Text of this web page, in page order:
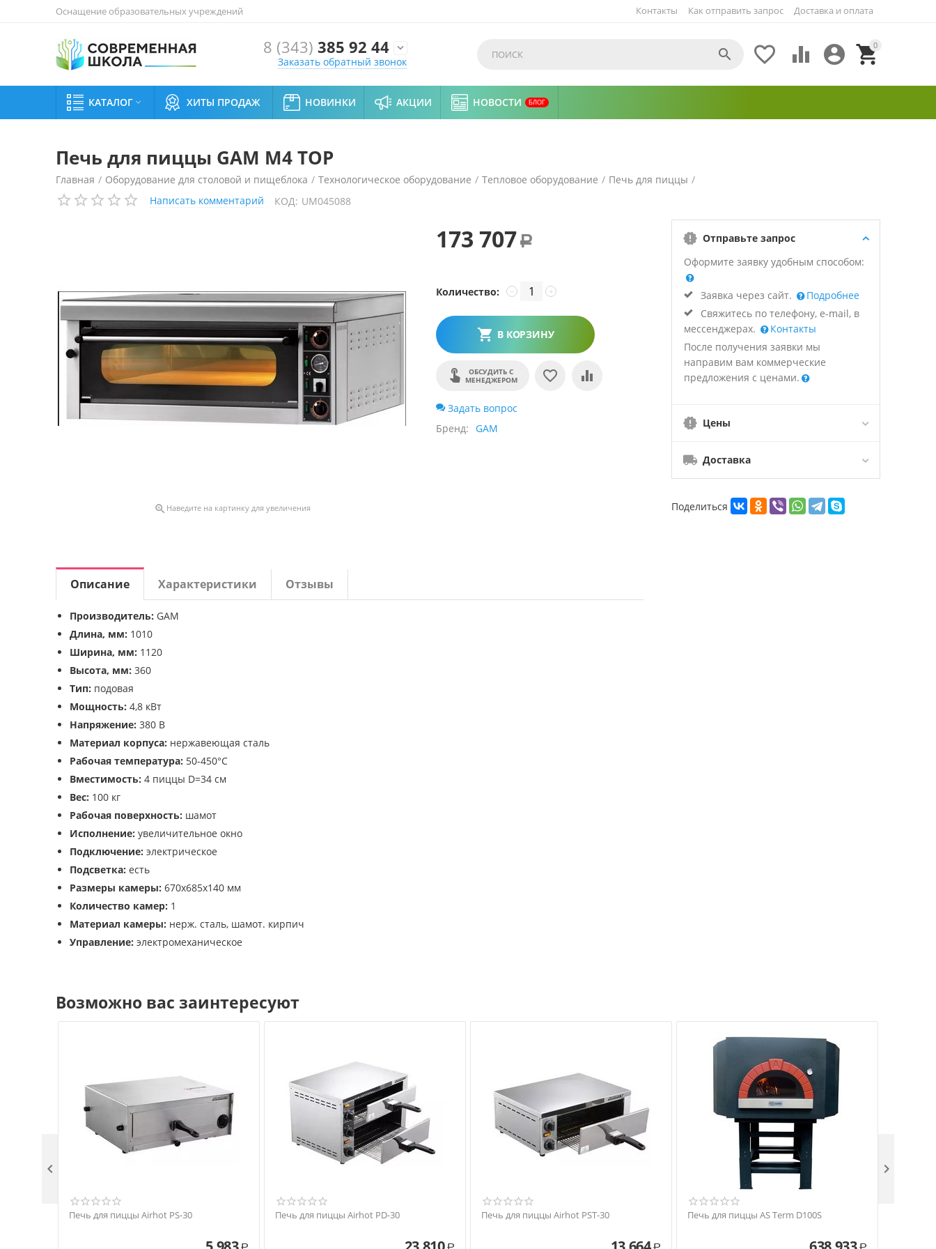
Оснащение образовательных учреждений Как отправить запрос Доставка и оплата
Контакты
8 (343) 385 92 44 
Заказать обратный звонок
0


 

КАТАЛОГ  ХИТЫ ПРОДАЖ НОВИНКИ АКЦИИ НОВОСТИ БЛОГ
Печь для пиццы GAM M4 TOP
Главная / Оборудование для столовой и пищеблока / Технологическое оборудование / Тепловое оборудование / Печь для пиццы /
Печь для пиццы GAM M4 TOPНаписать комментарий КОД: UM045088
 Наведите на картинку для увеличения
173 707 Р
Количество: +
−
В КОРЗИНУ
ОБСУДИТЬ С
МЕНЕДЖЕРОМ
Задать вопрос
Бренд
GAM
Отправьте запрос
Оформите заявку удобным способом:
Заявка через сайт.
Подробнее
Свяжитесь по телефону, e-mail, в
мессенджерах.
Контакты
После получения заявки мы
направим вам коммерческие
предложения с ценами.
Цены
Доставка
Поделиться
Описание Характеристики Отзывы
Производитель: GAM
Длина, мм: 1010
Ширина, мм: 1120
Высота, мм: 360
Тип: подовая
Мощность: 4,8 кВт
Напряжение: 380 В
Материал корпуса: нержавеющая сталь
Рабочая температура: 50-450°C
Вместимость: 4 пиццы D=34 см
Вес: 100 кг
Рабочая поверхность: шамот
Исполнение: увеличительное окно
Подключение: электрическое
Подсветка: есть
Размеры камеры: 670x685х140 мм
Количество камер: 1
Материал камеры: нерж. сталь, шамот. кирпич
Управление: электромеханическое
Возможно вас заинтересуют
Печь для пиццы Airhot PS-30
Р
Печь для пиццы Airhot PD-30
Р
Печь для пиццы Airhot PST-30
Р
Печь для пиццы AS Term D100S
Р
 